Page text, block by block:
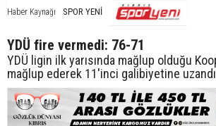
Haber Kaynağı SPOR YENİ
YDÜ fire vermedi: 76-71
YDÜ ligin ilk yarısında mağlup olduğu
mağlup ederek 11'inci galibiyetine uzandı